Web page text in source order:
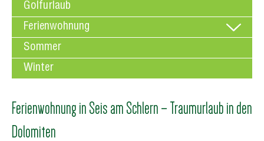
Golfurlaub
Ferienwohnung
Sommer
Winter
Ferienwohnung in Seis am Schlern – Traumurlaub in den
Dolomiten